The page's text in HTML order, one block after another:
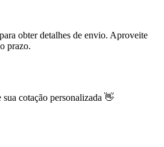
para obter detalhes de envio. Aproveite
prazo.
sua cotação personalizada 👋